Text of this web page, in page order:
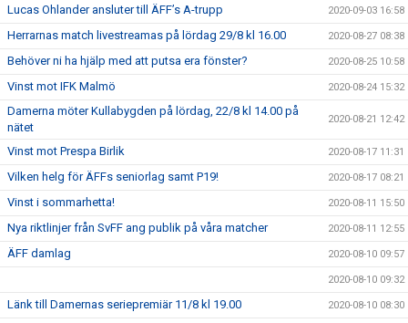
Lucas Ohlander ansluter till ÄFF’s A-trupp 2020-09-03 16:58
Herrarnas match livestreamas på lördag 29/8 kl 16.00 2020-08-27 08:38
Behöver ni ha hjälp med att putsa era fönster? 2020-08-25 10:58
Vinst mot IFK Malmö 2020-08-24 15:32
Damerna möter Kullabygden på lördag, 22/8 kl 14.00 på
nätet
2020-08-21 12:42
Vinst mot Prespa Birlik 2020-08-17 11:31
Vilken helg för ÄFFs seniorlag samt P19! 2020-08-17 08:21
Vinst i sommarhetta! 2020-08-11 15:50
Nya riktlinjer från SvFF ang publik på våra matcher 2020-08-11 12:55
ÄFF damlag 2020-08-10 09:57
2020-08-10 09:32
Länk till Damernas seriepremiär 11/8 kl 19.00 2020-08-10 08:30